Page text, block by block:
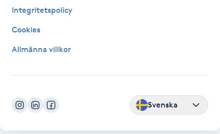
Massage
Medial vägledning
Medium
Integritetspolicy
Cookies
Allmänna villkor
Svenska